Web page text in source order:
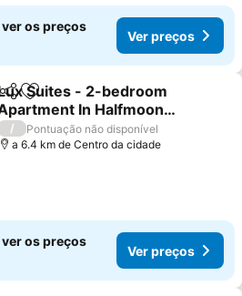
os preços
Ver preços
Adicionar aos favoritos
Suites - 2-bedroom
In Halfmoon
preços
/
Pontuação não disponível
a 6.4 km de Centro da cidade
os preços
Ver preços